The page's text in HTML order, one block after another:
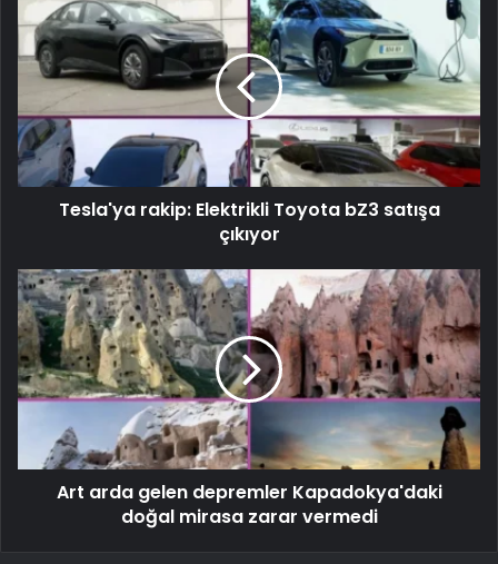
Tesla'ya rakip: Elektrikli Toyota bZ3 satışa
çıkıyor
Art arda gelen depremler Kapadokya'daki
doğal mirasa zarar vermedi